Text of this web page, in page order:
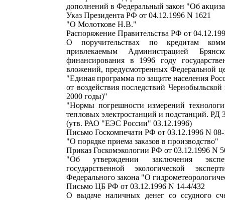
дополнений в Федеральный закон "Об
Указ Президента РФ от 04.12.1996 N 1621
"О Молоткове Н.В."
Распоряжение Правительства РФ от
О поручительствах по кредитам
привлекаемым Администрацией
финансирования в 1996 году
вложений, предусмотренных Федеральной
"Единая программа по защите населения
от воздействия последствий
2000 годы)"
"Нормы погрешности измерений
тепловых электростанций и подстанций. РД
(утв. РАО "ЕЭС России" 03.12.1996)
Письмо Госкомпечати РФ от 03.12.1996 N
"О порядке приема заказов в производство"
Приказ Госкомэкологии РФ от 03.12.1996 N
"Об утверждении заключения
государственной экологической
Федерального закона "О
Письмо ЦБ РФ от 03.12.1996 N 14-4/432
О выдаче наличных денег со ссудного